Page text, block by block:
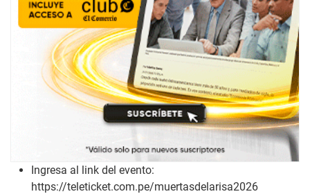
Ingresa al link del evento:
https://teleticket.com.pe/muertasdelarisa2026